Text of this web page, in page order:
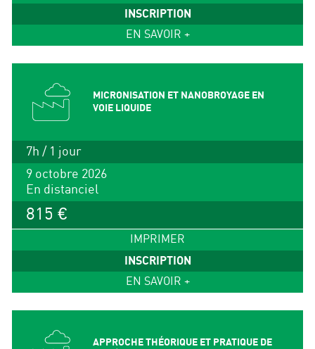
INSCRIPTION
EN SAVOIR +
MICRONISATION ET NANOBROYAGE EN
VOIE LIQUIDE
7h / 1 jour
9 octobre 2026
En distanciel
815 €
IMPRIMER
INSCRIPTION
EN SAVOIR +
APPROCHE THÉORIQUE ET PRATIQUE DE